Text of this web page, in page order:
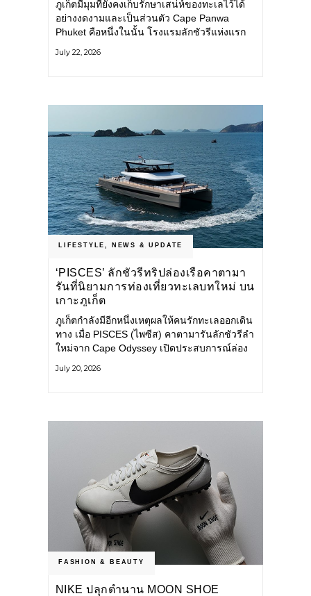
ภูเก็ตมีมุมที่ยังคงเก็บรักษาเสน่ห์ของทะเลไว้ได้
อย่างงดงามและเป็นส่วนตัว Cape Panwa
Phuket คือหนึ่งในนั้น โรงแรมลักชัวรีแห่งแรก
แหลมพันวา ทางตะวันออกเฉียงใต้ของเกาะ
July 22, 2026
LIFESTYLE, NEWS & UPDATE
‘PISCES’ ลักชัวรีทริปล่องเรือคาตามา
รันที่นิยามการท่องเที่ยวทะเลบทใหม่ บน
เกาะภูเก็ต
ภูเก็ตกำลังมีอีกหนึ่งเหตุผลให้คนรักทะเลออกเดิน
ทาง เมื่อ PISCES (ไพซีส) คาตามารันลักชัวรีลำ
ใหม่จาก Cape Odyssey เปิดประสบการณ์ล่อง
ไป ผสานความสะดวกสบายแบบโรงแรมระดับ
July 20, 2026
FASHION & BEAUTY
NIKE ปลุกตำนาน MOON SHOE